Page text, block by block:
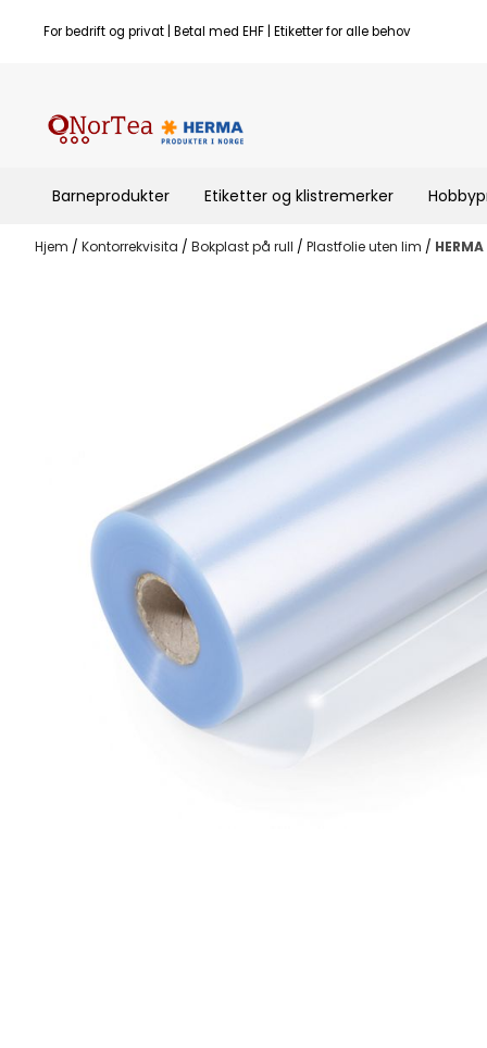
Hopp til innhold
For bedrift og privat | Betal med EHF | Etiketter for alle behov
Barneprodukter Etiketter og klistremerker
Hjem / Kontorrekvisita / Bokplast på rull / Plastfolie uten lim /